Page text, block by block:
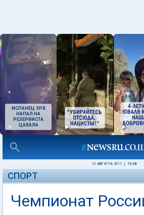
ИСПАНЕЦ ЗРЯ
НАПАЛ НА
РЕЗЕРВИСТА
ЦАХАЛА
21 АВГУСТА 2011 15:38
СПОРТ
Чемпионат